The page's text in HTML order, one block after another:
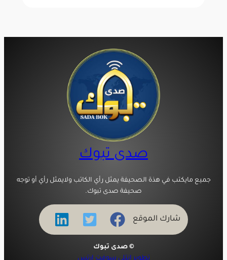
صدى تبوك
جميع مايكتب في هذة الصحيفة يمثل رأي الكاتب ولايمثل رأي أو توجه
صحيفة صدى تبوك.
شارك الموقع
© صدى تبوك